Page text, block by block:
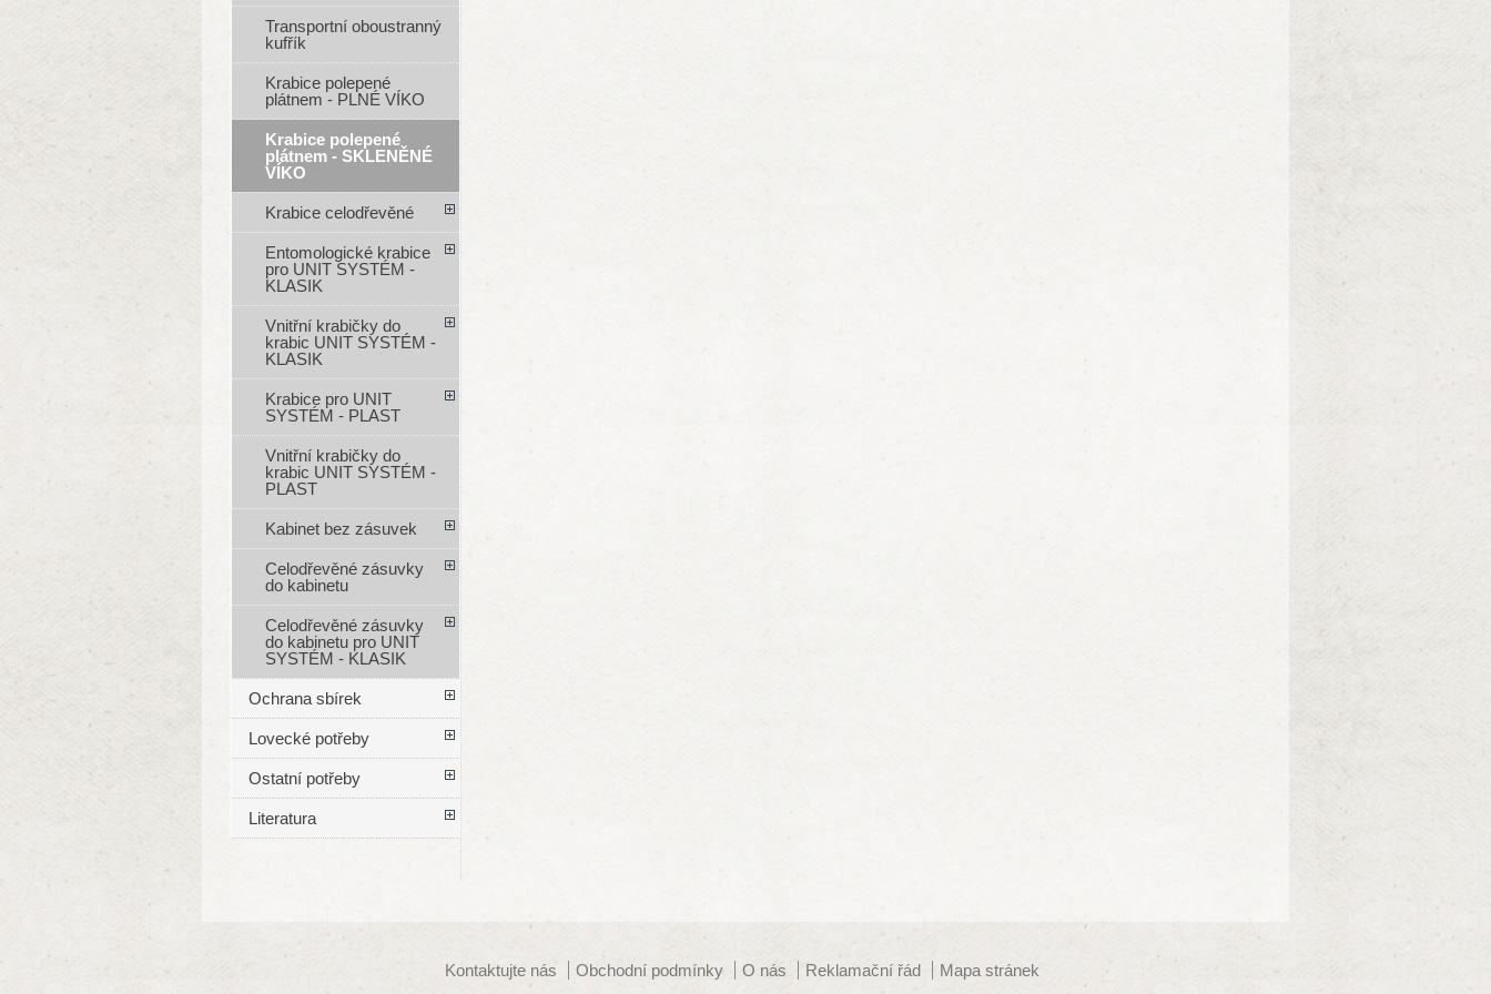
Transportní oboustranný
kufřík
Krabice polepené
plátnem - PLNÉ VÍKO
Krabice polepené
plátnem - SKLENĚNÉ
VÍKO
Krabice celodřevěné
Entomologické krabice
pro UNIT SYSTÉM -
KLASIK
Vnitřní krabičky do
krabic UNIT SYSTÉM -
KLASIK
Krabice pro UNIT
SYSTÉM - PLAST
Vnitřní krabičky do
krabic UNIT SYSTÉM -
PLAST
Kabinet bez zásuvek
Celodřevěné zásuvky
do kabinetu
Celodřevěné zásuvky
do kabinetu pro UNIT
SYSTÉM - KLASIK
Ochrana sbírek
Lovecké potřeby
Ostatní potřeby
Literatura
Kontaktujte nás Obchodní podmínky O nás Reklamační řád Mapa stránek